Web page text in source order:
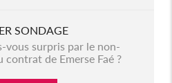
SONDAGE
vous surpris par le non-
contrat de Emerse Faé ?